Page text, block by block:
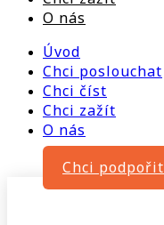
O nás
Úvod
Chci poslouchat
Chci číst
Chci zažít
O nás
Chci podpořit